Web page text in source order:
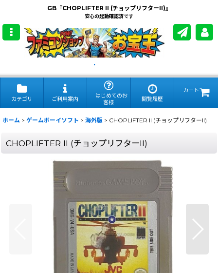
GB『CHOPLIFTER II (チョップリフターII)』
安心の起動確認済です
.
カテゴリ ご利用案内
はじめてのお
客様
閲覧履歴
カート
ホーム > ゲームボーイソフト > 海外版 > CHOPLIFTER II (チョップリフターII)
CHOPLIFTER II (チョップリフターII)